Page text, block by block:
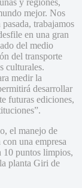
mejor. Nos
trabajamos
en una gran
del medio
del transporte
culturales.
medir la
desarrollar
futuras ediciones,
el manejo de
una empresa
10 puntos limpios,
planta Giri de